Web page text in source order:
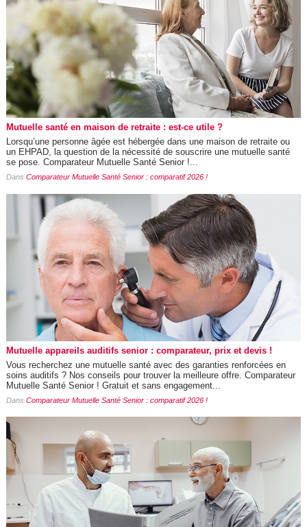
Mutuelle santé en maison de retraite : est-ce utile ?
Lorsqu’une personne âgée est hébergée dans une maison de retraite ou
un EHPAD, la question de la nécessité de souscrire une mutuelle santé
se pose. Comparateur Mutuelle Santé Senior !...
Dans Comparateur Mutuelle Santé Senior : comparatif 2026 !
Mutuelle appareils auditifs senior : comparateur, prix et devis !
Vous recherchez une mutuelle santé avec des garanties renforcées en
soins auditifs ? Nos conseils pour trouver la meilleure offre. Comparateur
Mutuelle Santé Senior ! Gratuit et sans engagement...
Dans Comparateur Mutuelle Santé Senior : comparatif 2026 !